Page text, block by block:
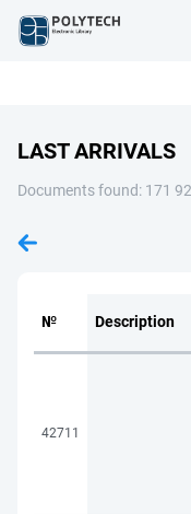
LAST ARRIVALS
Documents found: 171
№ Description
42711